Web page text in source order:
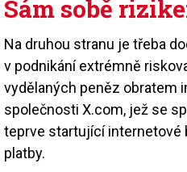
Sám sobě
Na druhou stranu je třeba
v podnikání extrémně
vydělaných peněz obratem
společnosti X.com, jež se
teprve startující internetové
platby.